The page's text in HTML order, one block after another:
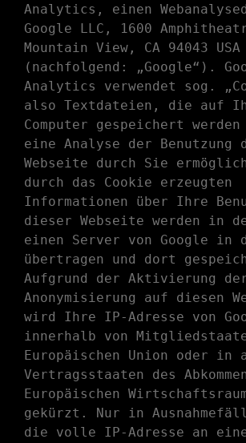
Analytics, einen
Google LLC, 1600
Mountain View, CA 94043 USA
(nachfolgend: „Google“).
Analytics verwendet sog.
also Textdateien, die auf
Computer gespeichert
eine Analyse der Benutzung
Webseite durch Sie
durch das Cookie erzeugten
Informationen über Ihre
dieser Webseite werden in
einen Server von Google in
übertragen und dort
Aufgrund der Aktivierung
Anonymisierung auf diesen
wird Ihre IP-Adresse von
innerhalb von
Europäischen Union oder in
Vertragsstaaten des
Europäischen
gekürzt. Nur in
die volle IP-Adresse an